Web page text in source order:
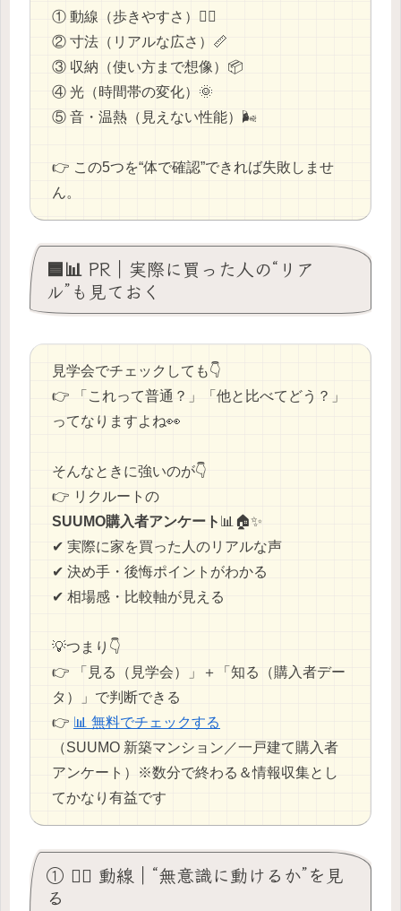
① 動線（歩きやすさ）🚶‍♂️
② 寸法（リアルな広さ）📏
③ 収納（使い方まで想像）📦
④ 光（時間帯の変化）🌞
⑤ 音・温熱（見えない性能）🌬
👉 この5つを“体で確認”できれば失敗しませ
ん。
🟦📊 PR｜実際に買った人の“リア
ル”も見ておく
見学会でチェックしても👇
👉 「これって普通？」「他と比べてどう？」
ってなりますよね👀
そんなときに強いのが👇
👉 リクルートの
SUUMO購入者アンケート 📊🏠✨
✔ 実際に家を買った人のリアルな声
✔ 決め手・後悔ポイントがわかる
✔ 相場感・比較軸が見える
💡つまり👇
👉 「見る（見学会）」＋「知る（購入者デー
タ）」で判断できる
👉 📊 無料でチェックする
（SUUMO 新築マンション／一戸建て購入者
アンケート）※数分で終わる＆情報収集とし
てかなり有益です
① 🚶‍♂️ 動線｜“無意識に動けるか”を見
る